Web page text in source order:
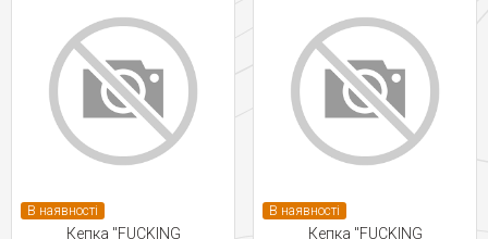
В наявності
Кепка "FUCKING
В наявності
Кепка "FUCKING